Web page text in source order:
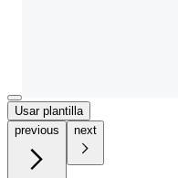
Usar plantilla
previous
next